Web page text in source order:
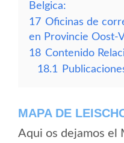
Belgica:
17 Oficinas de
en Provincie Oost-
18 Contenido
18.1
MAPA DE
Aqui os dejamos el